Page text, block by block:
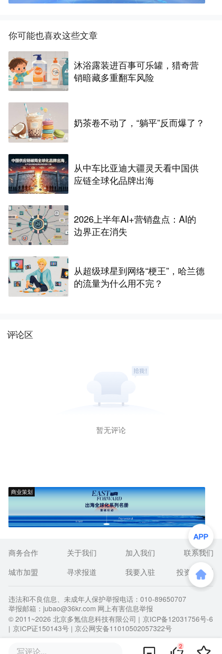
你可能也喜欢这些文章
沐浴露装进百事可乐罐，猎奇营
销暗藏多重翻车风险
奶茶卷不动了，“躺平”反而爆了？
从中车比亚迪大疆灵天看中国供
应链全球化品牌出海
2026上半年AI+营销盘点：AI的
边界正在消失
从超级球星到网络“梗王”，哈兰德
的流量为什么用不完？
评论区
暂无评论
商业策划
写评论... 2
商务合作 关于我们 加入我们
联系我们
城市加盟
寻求报道 我要入驻 投资者关系
违法和不良信息、未成年人保护举报电话：010-89650707
举报邮箱：jubao@36kr.com 网上有害信息举报
© 2011~2026 北京多氪信息科技有限公司 | 京ICP备12031756号-6
| 京ICP证150143号 | 京公网安备11010502057322号